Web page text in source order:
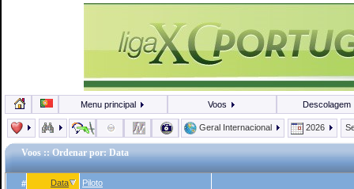
Menu principal Voos Descolagem
Geral Internacional 2026
Voos :: Ordenar por: Data
# Data Piloto